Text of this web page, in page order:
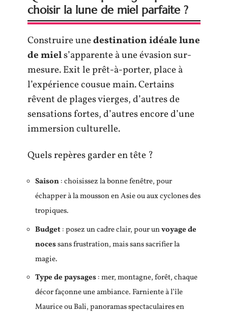
choisir la lune de miel parfaite ?
Construire unedestination idéale lune
de miels’apparente à une évasion sur-
mesure. Exit le prêt-à-porter, place à
l’expérience cousue main. Certains
rêvent de plages vierges, d’autres de
sensations fortes, d’autres encore d’une
immersion culturelle.
Quels repères garder en tête ?
Saison: choisissez la bonne fenêtre, pour
échapper à la mousson en Asie ou aux cyclones des
tropiques.
Budget: posez un cadre clair, pour unvoyage de
nocessans frustration, mais sans sacrifier la
magie.
Type de paysages: mer, montagne, forêt, chaque
décor façonne une ambiance. Farniente à l’île
Maurice ou Bali, panoramas spectaculaires en